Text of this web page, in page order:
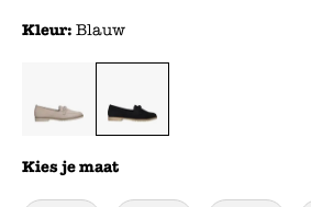
Kleur: Blauw
Kies je maat